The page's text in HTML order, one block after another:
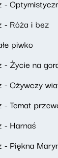
- Róża i bez
piwko
- Życie na
- Ożywczy
Temat
- Harnaś
Piękna